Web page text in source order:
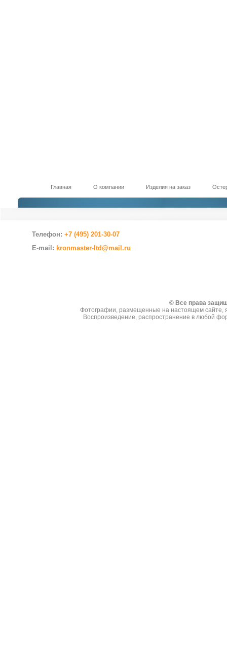
Главная О компании Изделия на заказ
Телефон: +7 (495) 201-30-07
E-mail: kronmaster-ltd@mail.ru
© Все права
Фотографии, размещенные на настоящем сайте,
Воспроизведение, распространение в любой